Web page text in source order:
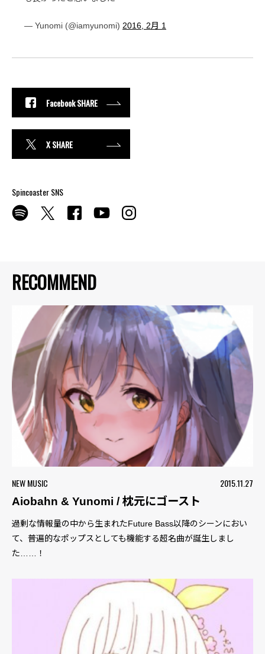
RECOMMEND
NEW MUSIC
2015.11.27
Aiobahn & Yunomi / 枕元にゴースト
過剰な情報量の中から生まれたFuture Bass以降のシーンにおい
て、普遍的なポップスとしても機能する超名曲が誕生しまし
た……！
— Yunomi (@iamyunomi) 2016, 2月 1
Facebook SHARE
X SHARE
Spincoaster SNS